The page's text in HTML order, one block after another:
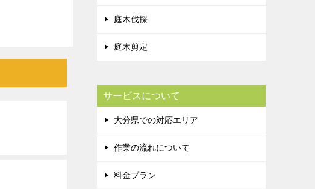
庭木伐採
庭木剪定
サービスについて
大分県での対応エリア
作業の流れについて
料金プラン